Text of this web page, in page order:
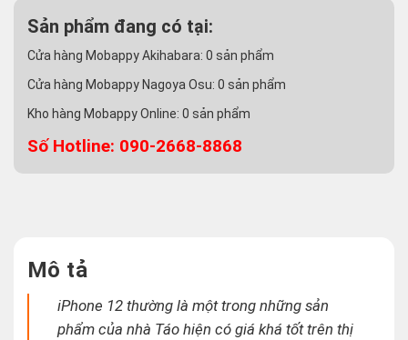
Sản phẩm đang có tại:
Cửa hàng Mobappy Akihabara: 0 sản phẩm
Cửa hàng Mobappy Nagoya Osu: 0 sản phẩm
Kho hàng Mobappy Online: 0 sản phẩm
Số Hotline: 090-2668-8868
Mô tả
iPhone 12 thường là một trong những sản
phẩm của nhà Táo hiện có giá khá tốt trên thị